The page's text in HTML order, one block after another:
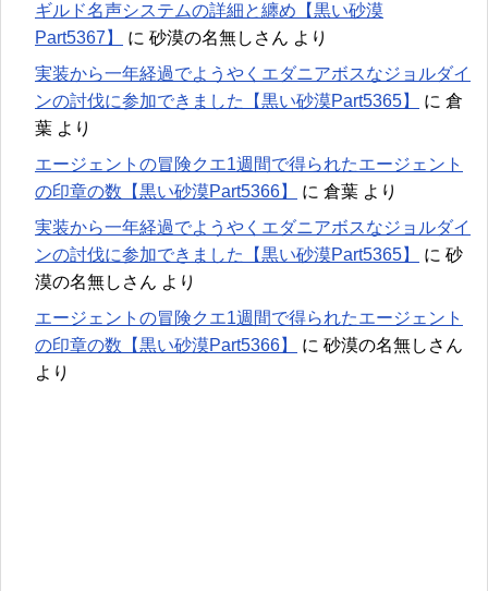
ギルド名声システムの詳細と纏め【黒い砂漠
Part5367】
に 砂漠の名無しさん より
実装から一年経過でようやくエダニアボスなジョルダイ
ンの討伐に参加できました【黒い砂漠Part5365】
に 倉
葉 より
エージェントの冒険クエ1週間で得られたエージェント
の印章の数【黒い砂漠Part5366】
に 倉葉 より
実装から一年経過でようやくエダニアボスなジョルダイ
ンの討伐に参加できました【黒い砂漠Part5365】
に 砂
漠の名無しさん より
エージェントの冒険クエ1週間で得られたエージェント
の印章の数【黒い砂漠Part5366】
に 砂漠の名無しさん
より